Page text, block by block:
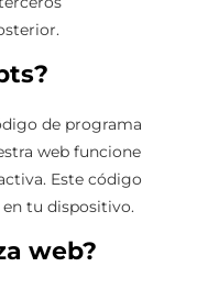
de programa
web funcione
Este código
tu dispositivo.
web?